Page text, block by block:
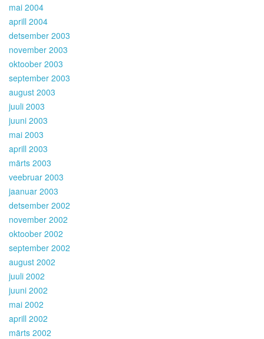
mai 2004
aprill 2004
detsember 2003
november 2003
oktoober 2003
september 2003
august 2003
juuli 2003
juuni 2003
mai 2003
aprill 2003
märts 2003
veebruar 2003
jaanuar 2003
detsember 2002
november 2002
oktoober 2002
september 2002
august 2002
juuli 2002
juuni 2002
mai 2002
aprill 2002
märts 2002